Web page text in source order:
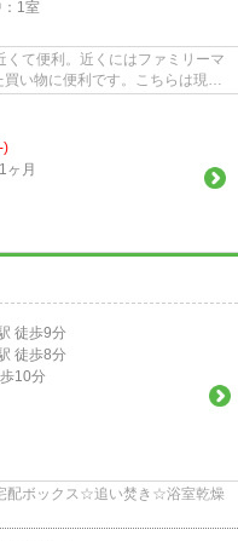
1室
て便利。近くにはファミリーマ
い物に便利です。こちらは現在
)
ヶ月
徒歩9分
徒歩8分
10分
ボックス☆追い焚き☆浴室乾燥